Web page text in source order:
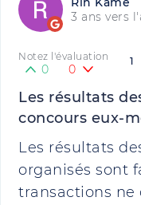
3 ans vers
1
Notez l'évaluation
0 0
Les résultats
concours eux-
Les résultats
organisés sont
transactions ne